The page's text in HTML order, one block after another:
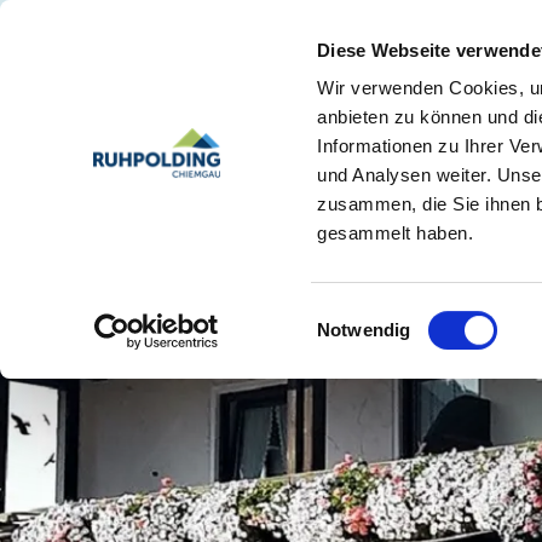
Diese Webseite
Wir verwenden Cookies,
anbieten zu können und
Informationen zu Ihrer
und Analysen weiter.
zusammen, die Sie ihnen
gesammelt haben.
Einwilligungsauswahl
Notwendig